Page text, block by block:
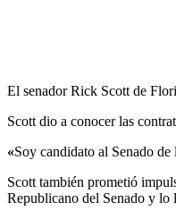
El senador Rick Scott de
Scott dio a conocer las
«Soy candidato al Senado
Scott también prometió
Republicano del Senado y lo